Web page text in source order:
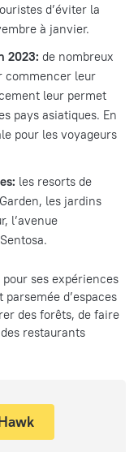
d’éviter la
à janvier.
2023: de nombreux
commencer leur
leur permet
pays asiatiques. En
pour les voyageurs
les resorts de
les jardins
l’avenue
ses expériences
d’espaces
des forêts, de faire
restaurants